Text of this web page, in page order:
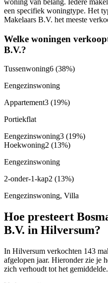
woning van belang. Iedere
een specifiek woningtype. Het
Makelaars B.V. het meeste
Welke woningen
B.V.?
Tussenwoning6 (38%)
Eengezinswoning
Appartement3 (19%)
Portiekflat
Eengezinswoning3 (19%)
Hoekwoning2 (13%)
Eengezinswoning
2-onder-1-kap2 (13%)
Eengezinswoning, Villa
Hoe presteert
B.V. in Hilversum?
In Hilversum verkochten 143
afgelopen jaar. Hieronder zie je
zich verhoudt tot het gemiddelde.